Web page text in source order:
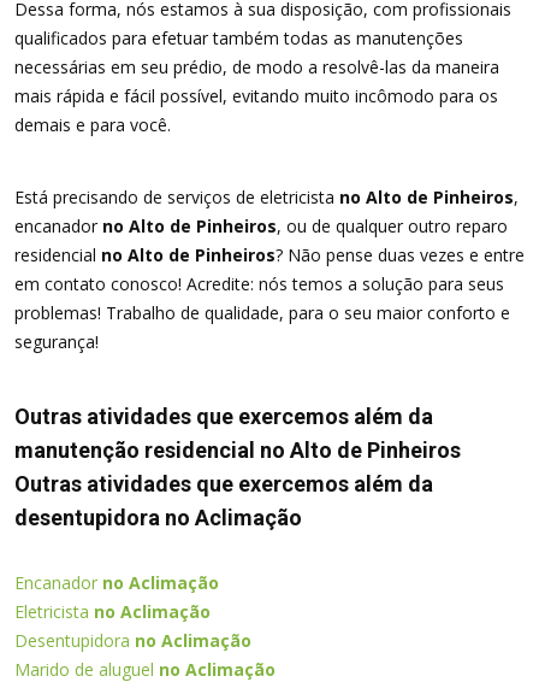
Dessa forma, nós estamos à sua disposição, com profissionais
qualificados para efetuar também todas as manutenções
necessárias em seu prédio, de modo a resolvê-las da maneira
mais rápida e fácil possível, evitando muito incômodo para os
demais e para você.
Está precisando de serviços de eletricista no Alto de Pinheiros,
encanador no Alto de Pinheiros, ou de qualquer outro reparo
residencial no Alto de Pinheiros? Não pense duas vezes e entre
em contato conosco! Acredite: nós temos a solução para seus
problemas! Trabalho de qualidade, para o seu maior conforto e
segurança!
Outras atividades que exercemos além da
manutenção residencial no Alto de Pinheiros
Outras atividades que exercemos além da
desentupidora no Aclimação
Encanador no Aclimação
Eletricista no Aclimação
Desentupidora no Aclimação
Marido de aluguel no Aclimação